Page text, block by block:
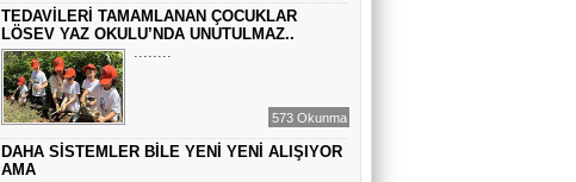
GEÇMİŞİN SIRLARINA VAKIF OLUN
EMİR EMİRHANOĞLU
TEDAVİLERİ TAMAMLANAN ÇOCUKLAR
LÖSEV YAZ OKULU’NDA UNUTULMAZ..
........
573 Okunma
DAHA SİSTEMLER BİLE YENİ YENİ ALIŞIYOR
AMA